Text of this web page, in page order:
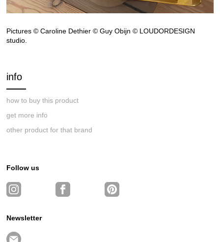
Pictures © Caroline Dethier © Guy Obijn © LOUDORDESIGN
studio.
info
how to buy this product
get more info
other product for that brand
Follow us
Newsletter